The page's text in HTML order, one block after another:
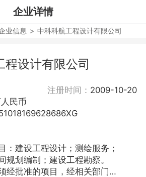
企业详情
业信息 > 中科科航工程设计有限公司
程设计有限公司
注册时间： 2009-10-20
民币
：建设工程设计；测绘服务；
规划编制；建设工程勘察。
经批准的项目，经相关部门批